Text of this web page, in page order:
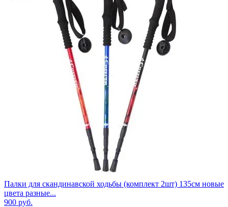
Палки для скандинавской ходьбы (комплект 2шт) 135см новые
цвета разные...
900 руб.